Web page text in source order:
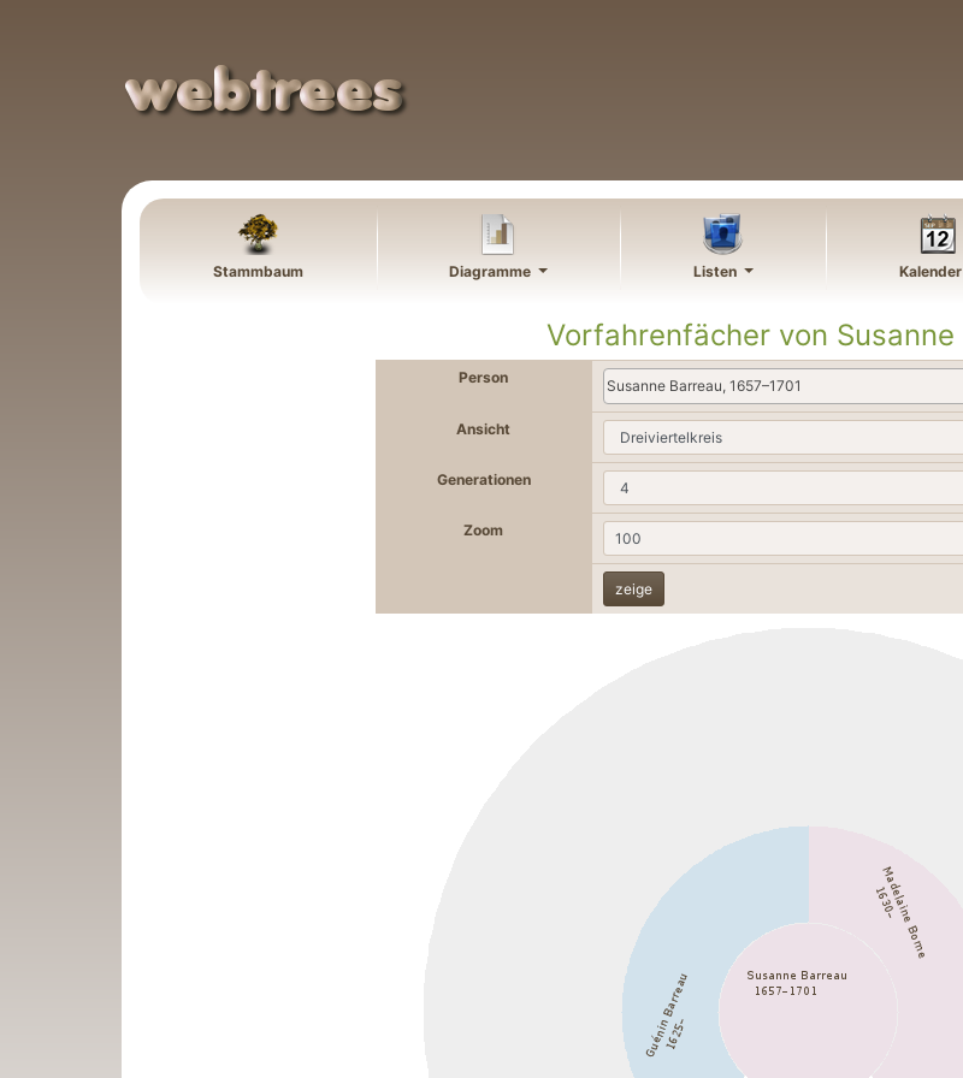
Stammbaum Diagramme Listen Kalender
Vorfahrenfächer von Susanne
Person Susanne Barreau, 1657–1701
Ansicht
Generationen
Zoom